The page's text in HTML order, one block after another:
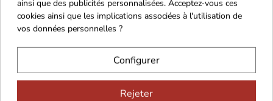
ainsi que des publicités personnalisées. Acceptez-vous ces
cookies ainsi que les implications associées à l'utilisation de
vos données personnelles ?
Configurer
Rejeter